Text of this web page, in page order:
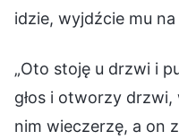
idzie, wyjdźcie mu na
„Oto stoję u drzwi i
głos i otworzy
nim wieczerzę, a on